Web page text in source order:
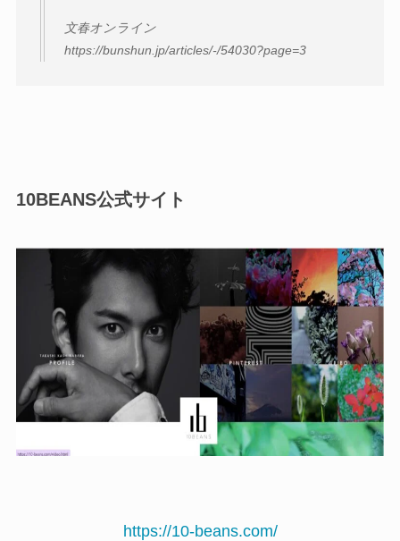
文春オンライン
https://bunshun.jp/articles/-/54030?page=3
10BEANS公式サイト
https://10-beans.com/